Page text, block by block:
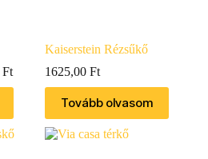
Ft
Kaiserstein Rézsűkő
1625,00 Ft
Tovább olvasom